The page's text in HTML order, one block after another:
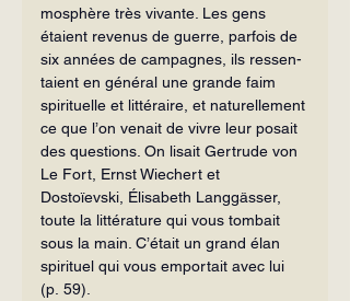
mosphère très vivante. Les gens
étaient revenus de guerre, parfois de
six années de campagnes, ils ressen­
taient en général une grande faim
spirituelle et littéraire, et naturelle­ment
ce que l’on venait de vivre leur posait
des questions. On lisait Ger­trude von
Le Fort, Ernst Wiechert et
Dostoïevski, Élisabeth Langgässer,
toute la littérature qui vous tombait
sous la main. C’était un grand élan
spirituel qui vous emportait avec lui
(p. 59).